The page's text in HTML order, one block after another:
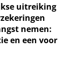
uitreiking
nemen:
en een voor